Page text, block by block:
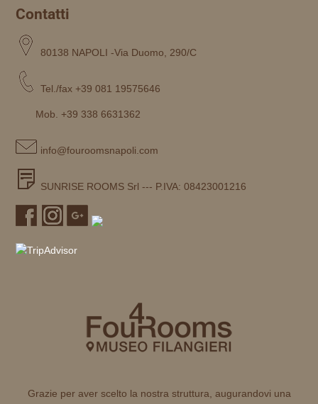
Contatti
80138 NAPOLI -Via Duomo, 290/C
Tel./fax +39 081 19575646
Mob. +39 338 6631362
info@fouroomsnapoli.com
SUNRISE ROOMS Srl --- P.IVA: 08423001216
Grazie per aver scelto la nostra struttura, augurandovi una